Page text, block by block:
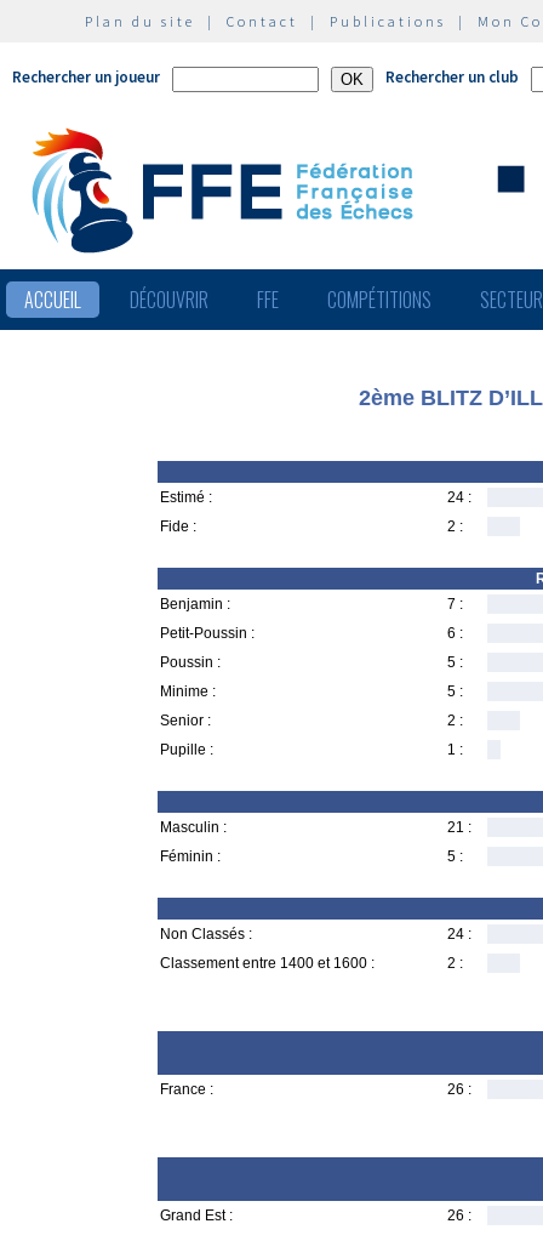
Plan du site | Contact | Publications | Mon
Rechercher un joueur Rechercher un club
ACCUEIL DÉCOUVRIR FFE COMPÉTITIONS
2ème BLITZ
Estimé :
24 :
Fide :
2 :
Benjamin :
7 :
Petit-Poussin :
6 :
Poussin :
5 :
Minime :
5 :
Senior :
2 :
Pupille :
1 :
Masculin :
21 :
Féminin :
5 :
Non Classés :
24 :
Classement entre 1400 et 1600 :
2 :
France : 26 :
Grand Est : 26 :